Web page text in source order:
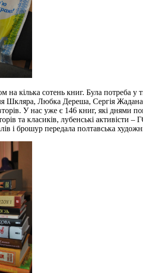
на кілька сотень книг. Була
Любка Дереша, Сергія
У нас уже є 146 книг, які
та класиків, лубенські активісти
і брошур передала полтавська